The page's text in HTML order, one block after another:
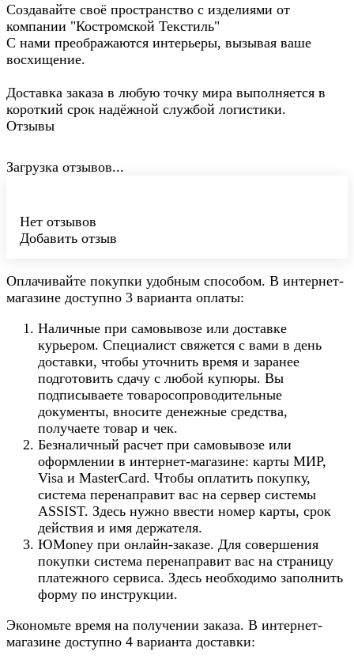
Создавайте своё пространство с изделиями от
компании "Костромской Текстиль"
С нами преображаются интерьеры, вызывая ваше
восхищение.
Доставка заказа в любую точку мира выполняется в
короткий срок надёжной службой логистики.
Отзывы
Загрузка отзывов...
Нет отзывов
Добавить отзыв
Оплачивайте покупки удобным способом. В интернет-
магазине доступно 3 варианта оплаты:
Наличные при самовывозе или доставке
курьером. Специалист свяжется с вами в день
доставки, чтобы уточнить время и заранее
подготовить сдачу с любой купюры. Вы
подписываете товаросопроводительные
документы, вносите денежные средства,
получаете товар и чек.
Безналичный расчет при самовывозе или
оформлении в интернет-магазине: карты МИР,
Visa и MasterCard. Чтобы оплатить покупку,
система перенаправит вас на сервер системы
ASSIST. Здесь нужно ввести номер карты, срок
действия и имя держателя.
ЮMoney при онлайн-заказе. Для совершения
покупки система перенаправит вас на страницу
платежного сервиса. Здесь необходимо заполнить
форму по инструкции.
Экономьте время на получении заказа. В интернет-
магазине доступно 4 варианта доставки: